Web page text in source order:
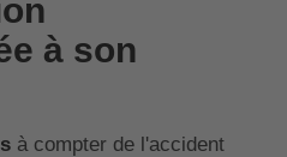
à son
à compter de l'accident